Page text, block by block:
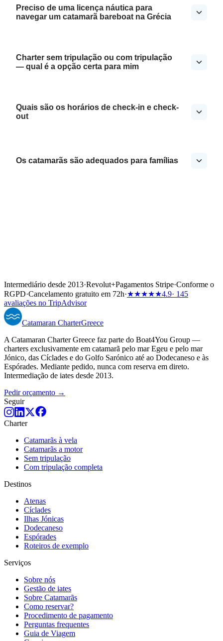
Preciso de uma licença náutica para
navegar um catamarã bareboat na Grécia
Charter sem tripulação ou com tripulação
— qual é a opção certa para mim
Quais são os horários de check-in e check-
out
Os catamarãs são adequados para famílias
Intermediário desde 2013·Revolut+Pagamentos Stripe·Conforme o
RGPD·Cancelamento gratuito em 72h·★★★★★4.9· 145
avaliações no TripAdvisor
Catamaran CharterGreece
A Catamaran Charter Greece faz parte do Boat4You Group —
charters exclusivamente em catamarã pelo mar Egeu e pelo mar
Jónico, das Cíclades e do Golfo Sarónico até ao Dodecaneso e às
Espórades. Mediante pedido, nunca com reserva em direto.
Intermediação de iates desde 2013.
Pedir orçamento →
Seguir
Charter
Catamarãs à vela
Catamarãs a motor
Sem tripulação
Com tripulação completa
Destinos
Atenas
Cíclades
Ilhas Jónicas
Dodecaneso
Espórades
Roteiros de exemplo
Serviços
Sobre nós
Gestão de iates
Sobre Catamarãs
Como reservar?
Procedimento de pagamento
Perguntas frequentes
Guia de Viagem